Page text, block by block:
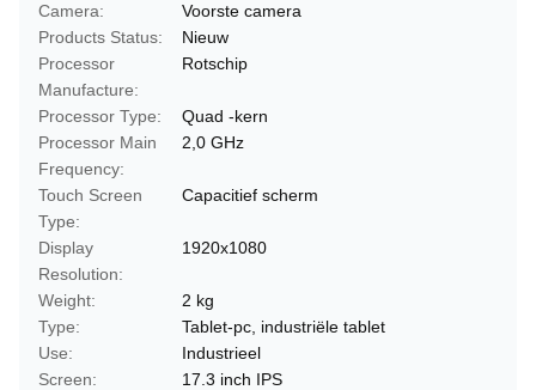
Camera:
Voorste camera
Products Status:
Nieuw
Processor
Manufacture:
Rotschip
Processor Type:
Quad -kern
Processor Main
Frequency:
2,0 GHz
Touch Screen
Type:
Capacitief scherm
Display
Resolution:
1920x1080
Weight:
2 kg
Type:
Tablet-pc, industriële tablet
Use:
Industrieel
Screen:
17.3 inch IPS